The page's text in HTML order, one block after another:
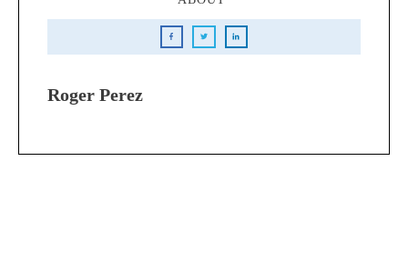
Roger Perez